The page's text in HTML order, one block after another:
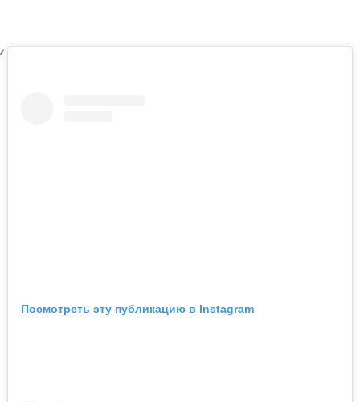
Посмотреть эту публикацию в Instagram